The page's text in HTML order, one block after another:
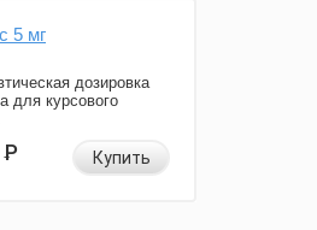
5 мг
дозировка
для курсового
Р Купить